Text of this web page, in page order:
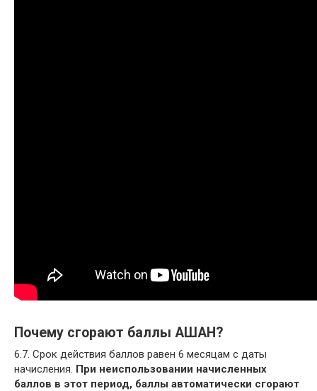
Почему сгорают баллы АШАН?
6.7. Срок действия баллов равен 6 месяцам с даты
начисления. При неиспользовании начисленных
баллов в этот период, баллы автоматически сгорают